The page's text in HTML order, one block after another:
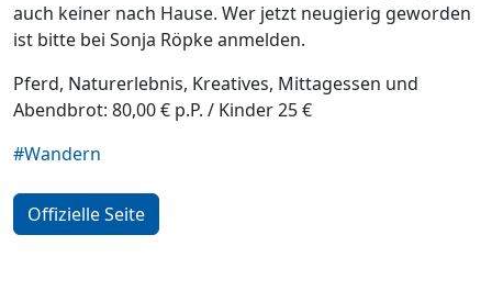
auch keiner nach Hause. Wer jetzt neugierig geworden
ist bitte bei Sonja Röpke anmelden.
Pferd, Naturerlebnis, Kreatives, Mittagessen und
Abendbrot: 80,00 € p.P. / Kinder 25 €
#Wandern
Offizielle Seite